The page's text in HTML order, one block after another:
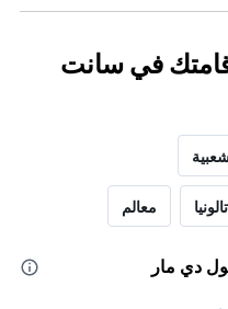
في سانت
معالم
دي مار